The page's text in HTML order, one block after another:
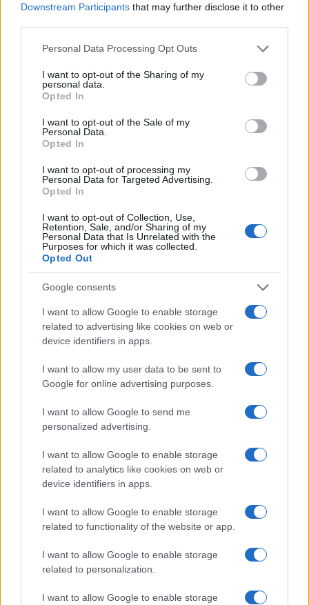
Downstream Participants that may further disclose it to other
Please note that this website/app uses one or more Google
not limited to your visit or usage behaviour. You may click to
grant or deny consent to Google and its third-party tags to
use your data for below specified purposes in below Google
consent section.
Personal Data Processing Opt Outs
I want to opt-out of the Sharing of my
personal data.
Opted In
I want to opt-out of the Sale of my
Personal Data.
Opted In
I want to opt-out of processing my
Personal Data for Targeted Advertising.
Opted In
I want to opt-out of Collection, Use,
Retention, Sale, and/or Sharing of my
Personal Data that Is Unrelated with the
Purposes for which it was collected.
Opted Out
Google consents
I want to allow Google to enable storage
related to advertising like cookies on web or
device identifiers in apps.
I want to allow my user data to be sent to
Google for online advertising purposes.
I want to allow Google to send me
personalized advertising.
I want to allow Google to enable storage
related to analytics like cookies on web or
device identifiers in apps.
I want to allow Google to enable storage
related to functionality of the website or app.
I want to allow Google to enable storage
related to personalization.
I want to allow Google to enable storage
Continua a leggere
FUORI PORTA
Odissea e Spider-Man: i film che hanno rivoluzionato
l’estate al cinema
Alessandro Tassinari · 5 Ago 2026
FUORI PORTA
Dalla gloria di Coppi al declino attuale: l’allarme per il
Beatrice Beretta · 4 Ago 2026